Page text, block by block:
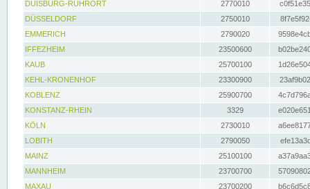
DUISBURG-RUHRORT
2770010
DÜSSELDORF
2750010
EMMERICH
2790020
IFFEZHEIM
23500600
KAUB
25700100
KEHL-KRONENHOF
23300900
KOBLENZ
25900700
KONSTANZ-RHEIN
3329
KÖLN
2730010
LOBITH
2790050
MAINZ
25100100
MANNHEIM
23700700
MAXAU
23700200